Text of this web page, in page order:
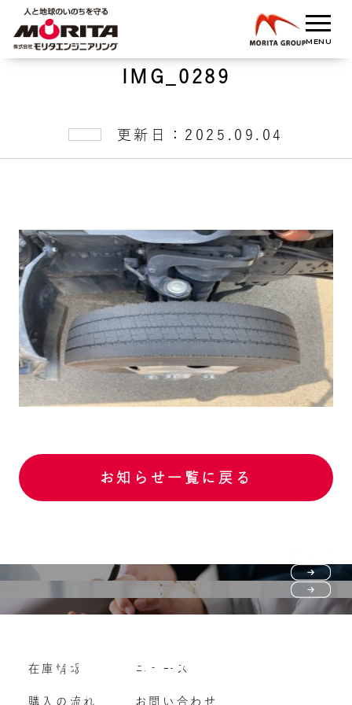
IMG_0289
更新日：2025.09.04
お知らせ一覧に戻る
購入の流れ
よくいただくご質問
Vehicle purchase
車両買い取り
在庫情報
購入の流れ
ニュース
お問い合わせ